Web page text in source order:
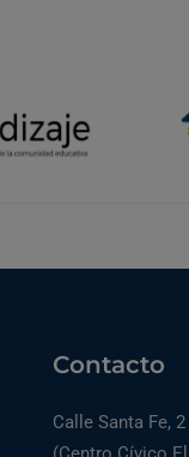
Contacto
Calle Santa Fe, 2